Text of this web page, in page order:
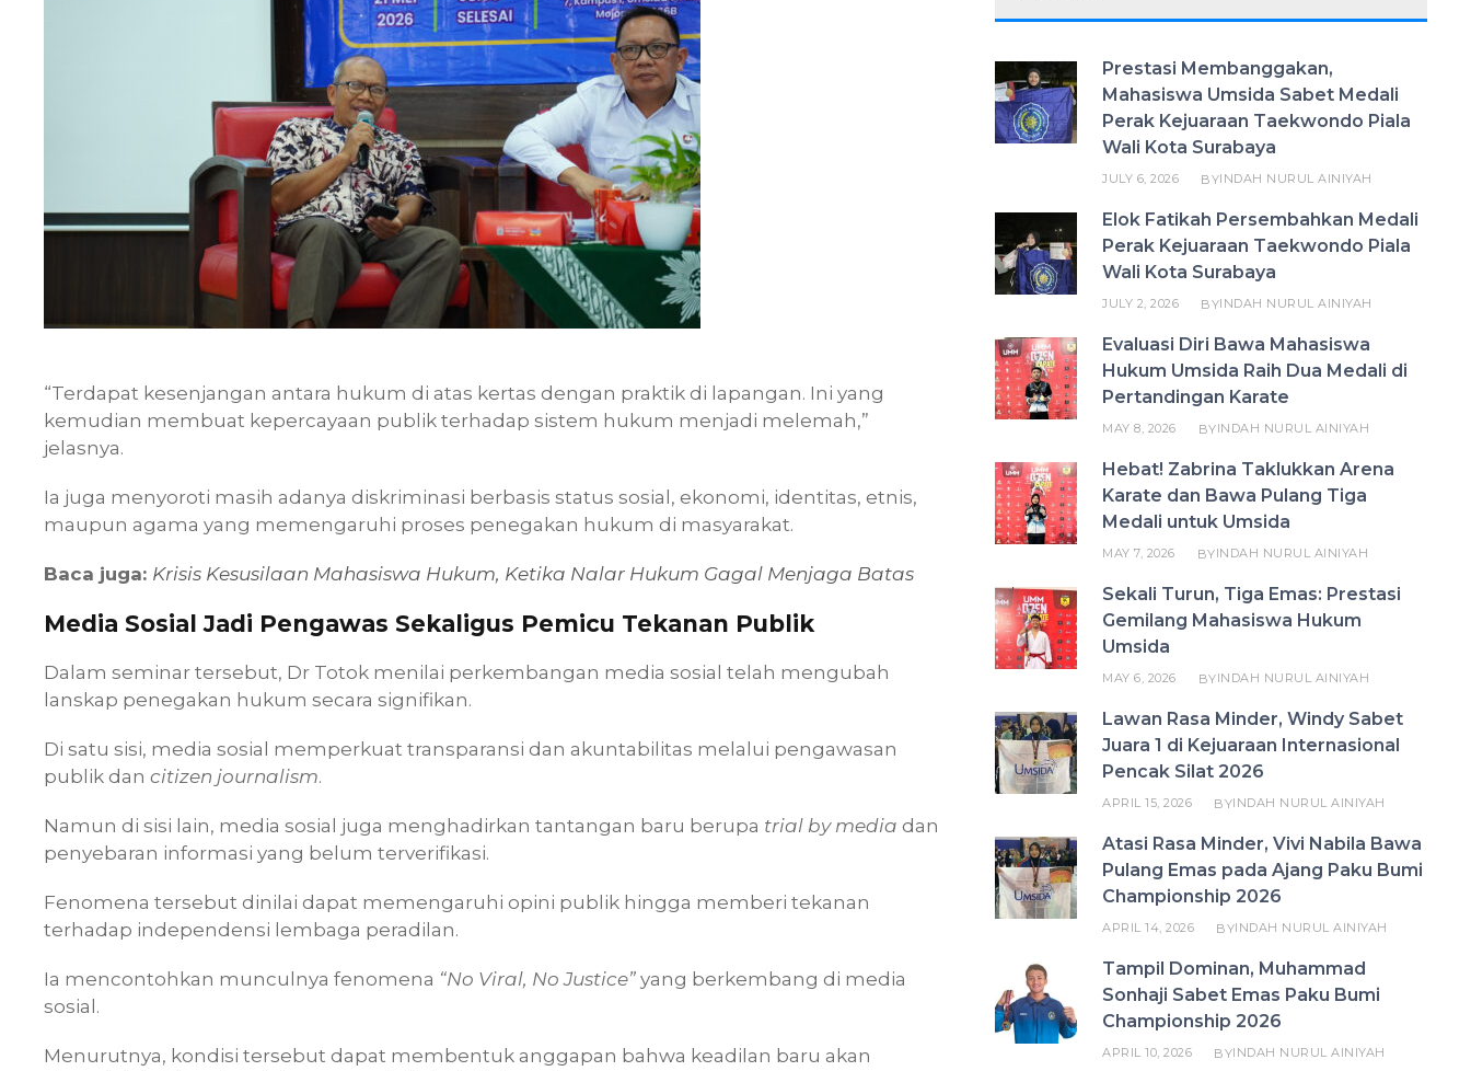
“Terdapat kesenjangan antara hukum di atas kertas dengan praktik di lapangan. Ini yang
kemudian membuat kepercayaan publik terhadap sistem hukum menjadi melemah,”
jelasnya.
Ia juga menyoroti masih adanya diskriminasi berbasis status sosial, ekonomi, identitas, etnis,
maupun agama yang memengaruhi proses penegakan hukum di masyarakat.
Baca juga: Krisis Kesusilaan Mahasiswa Hukum, Ketika Nalar Hukum Gagal Menjaga Batas
Media Sosial Jadi Pengawas Sekaligus Pemicu Tekanan Publik
Dalam seminar tersebut, Dr Totok menilai perkembangan media sosial telah mengubah
lanskap penegakan hukum secara signifikan.
Di satu sisi, media sosial memperkuat transparansi dan akuntabilitas melalui pengawasan
publik dan citizen journalism.
Namun di sisi lain, media sosial juga menghadirkan tantangan baru berupa trial by media dan
penyebaran informasi yang belum terverifikasi.
Fenomena tersebut dinilai dapat memengaruhi opini publik hingga memberi tekanan
terhadap independensi lembaga peradilan.
Ia mencontohkan munculnya fenomena “No Viral, No Justice” yang berkembang di media
sosial.
Menurutnya, kondisi tersebut dapat membentuk anggapan bahwa keadilan baru akan
Prestasi Membanggakan,
Mahasiswa Umsida Sabet Medali
Perak Kejuaraan Taekwondo Piala
Wali Kota Surabaya
JULY 6, 2026 BYINDAH NURUL AINIYAH
Elok Fatikah Persembahkan Medali
Perak Kejuaraan Taekwondo Piala
Wali Kota Surabaya
JULY 2, 2026 BYINDAH NURUL AINIYAH
Evaluasi Diri Bawa Mahasiswa
Hukum Umsida Raih Dua Medali di
Pertandingan Karate
MAY 8, 2026 BYINDAH NURUL AINIYAH
Hebat! Zabrina Taklukkan Arena
Karate dan Bawa Pulang Tiga
Medali untuk Umsida
MAY 7, 2026 BYINDAH NURUL AINIYAH
Sekali Turun, Tiga Emas: Prestasi
Gemilang Mahasiswa Hukum
Umsida
MAY 6, 2026 BYINDAH NURUL AINIYAH
Lawan Rasa Minder, Windy Sabet
Juara 1 di Kejuaraan Internasional
Pencak Silat 2026
APRIL 15, 2026 BYINDAH NURUL AINIYAH
Atasi Rasa Minder, Vivi Nabila Bawa
Pulang Emas pada Ajang Paku Bumi
Championship 2026
APRIL 14, 2026 BYINDAH NURUL AINIYAH
Tampil Dominan, Muhammad
Sonhaji Sabet Emas Paku Bumi
Championship 2026
APRIL 10, 2026 BYINDAH NURUL AINIYAH